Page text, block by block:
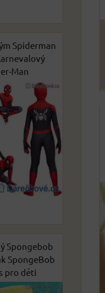
Spiderman
Man
Spongebob
SpongeBob
pro děti